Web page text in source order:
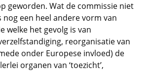
geworden. Wat de commissie niet
nog een heel andere vorm van
welke het gevolg is van
reorganisatie van
onder Europese invloed) de
organen van ‘toezicht’,